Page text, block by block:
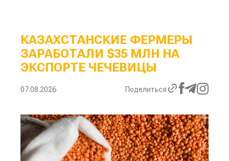
КАЗАХСТАНСКИЕ ФЕРМЕРЫ
ЗАРАБОТАЛИ $35 МЛН НА
ЭКСПОРТЕ ЧЕЧЕВИЦЫ
07.08.2026 Поделиться